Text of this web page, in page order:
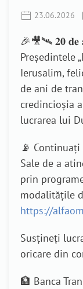
23.06.2026
🎉🎥🛰️ 𝟐𝟎 𝐝𝐞
Președintele
Ierusalim,
de ani de
credincioșia
lucrarea lui
📡
Sale de a
prin
modalitățile
https://
Susțineți
oricare din
🏦 Banca